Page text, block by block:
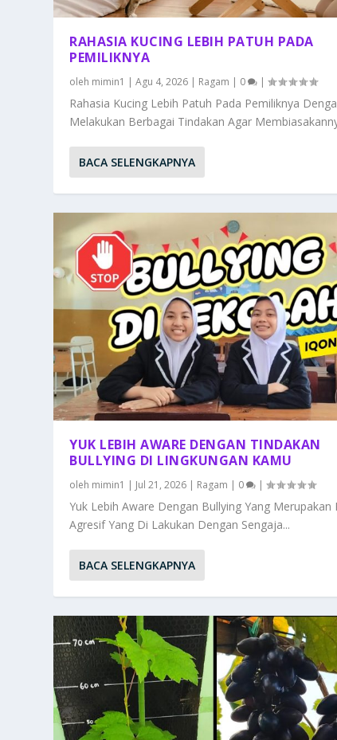
RAHASIA KUCING LEBIH PATUH PADA
PEMILIKNYA
oleh mimin1 |Agu 4, 2026 | Ragam | 0 |
Rahasia Kucing Lebih Patuh Pada Pemiliknya
Melakukan Berbagai Tindakan Agar
BACA SELENGKAPNYA
YUK LEBIH AWARE DENGAN TINDAKAN
BULLYING DI LINGKUNGAN KAMU
oleh mimin1 | Jul 21, 2026 | Ragam | 0 |
Yuk Lebih Aware Dengan Bullying Yang Merupakan
Agresif Yang Di Lakukan Dengan Sengaja...
BACA SELENGKAPNYA